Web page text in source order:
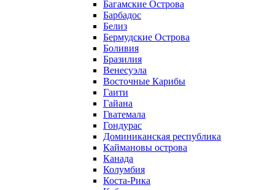
Багамские Острова
Барбадос
Белиз
Бермудские Острова
Боливия
Бразилия
Венесуэла
Восточные Карибы
Гаити
Гайана
Гватемала
Гондурас
Доминиканская республика
Каймановы острова
Канада
Колумбия
Коста-Рика